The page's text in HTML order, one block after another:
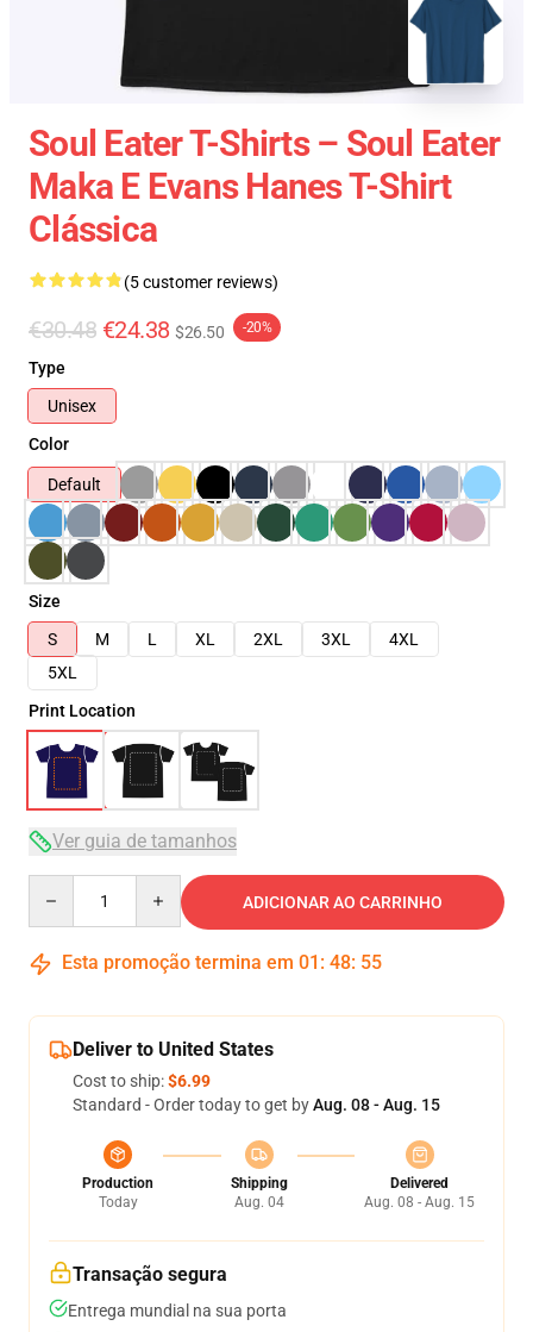
Soul Eater T-Shirts – Soul Eater
Maka E Evans Hanes T-Shirt
Clássica
(5 customer reviews)
€30.48 €24.38 $26.50 -20%
Type
Unisex
Color
Default
Size
S
M L XL 2XL 3XL
4XL
5XL
Print Location
Ver guia de tamanhos
ADICIONAR AO CARRINHO
Esta promoção termina em 01 : 48: 54
Deliver to United States
Cost to ship:$6.99
Standard - Order today to get byAug. 08 - Aug. 15
Production
Today
Shipping
Aug. 04
Delivered
Aug. 08 - Aug. 15
Transação segura
Entrega mundial na sua porta